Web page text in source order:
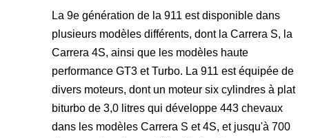
La 9e génération de la 911 est disponible dans
plusieurs modèles différents, dont la Carrera S, la
Carrera 4S, ainsi que les modèles haute
performance GT3 et Turbo. La 911 est équipée de
divers moteurs, dont un moteur six cylindres à plat
biturbo de 3,0 litres qui développe 443 chevaux
dans les modèles Carrera S et 4S, et jusqu'à 700